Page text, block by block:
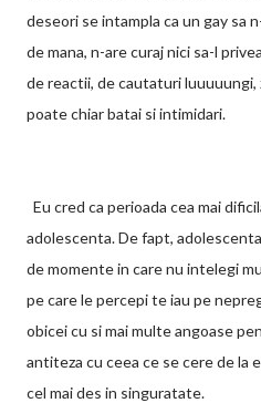
deseori se intampla ca un gay sa
de mana, n-are curaj nici sa-l
de reactii, de cautaturi
poate chiar batai si intimidari.
Eu cred ca perioada cea mai
adolescenta. De fapt,
de momente in care nu intelegi
pe care le percepi te iau pe
obicei cu si mai multe angoase
antiteza cu ceea ce se cere de la
cel mai des in singuratate.